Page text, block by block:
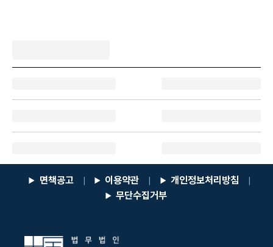
면책공고 | 이용약관 | 개인정보처리방침 |
무단수집거부